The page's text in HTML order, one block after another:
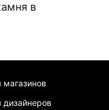
в
магазинов
дизайнеров